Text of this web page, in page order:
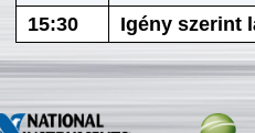
15:30
Igény szerint